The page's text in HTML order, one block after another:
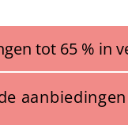
tot 65 % in